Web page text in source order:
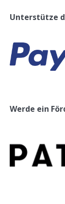
Unterstütze
Werde ein